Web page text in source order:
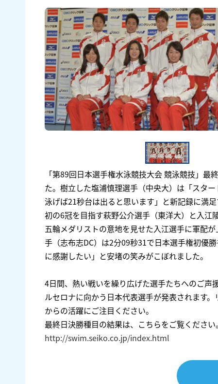
「第89回日本選手権水泳競技大会 競泳競技」
た。樹立した塩浦慎理選手（中央大）は「スタ
泳げば21秒台は出ると思います」と新記録に満
初の6冠を目指す萩野公介選手（東洋大）と入
五輪メダリストの意地を見せた入江選手に軍配
手（志布志DC）は2分09秒31で日本選手権初優
に感謝したい」と安堵の笑みがこぼれました。
4日間、熱い戦いを繰り広げた選手たちへのご声
ルセロナに向かう日本代表選手が発表されます
からの活躍にご注目ください。
最終日決勝種目の結果は、こちらをご覧ください。
http://swim.seiko.co.jp/index.html